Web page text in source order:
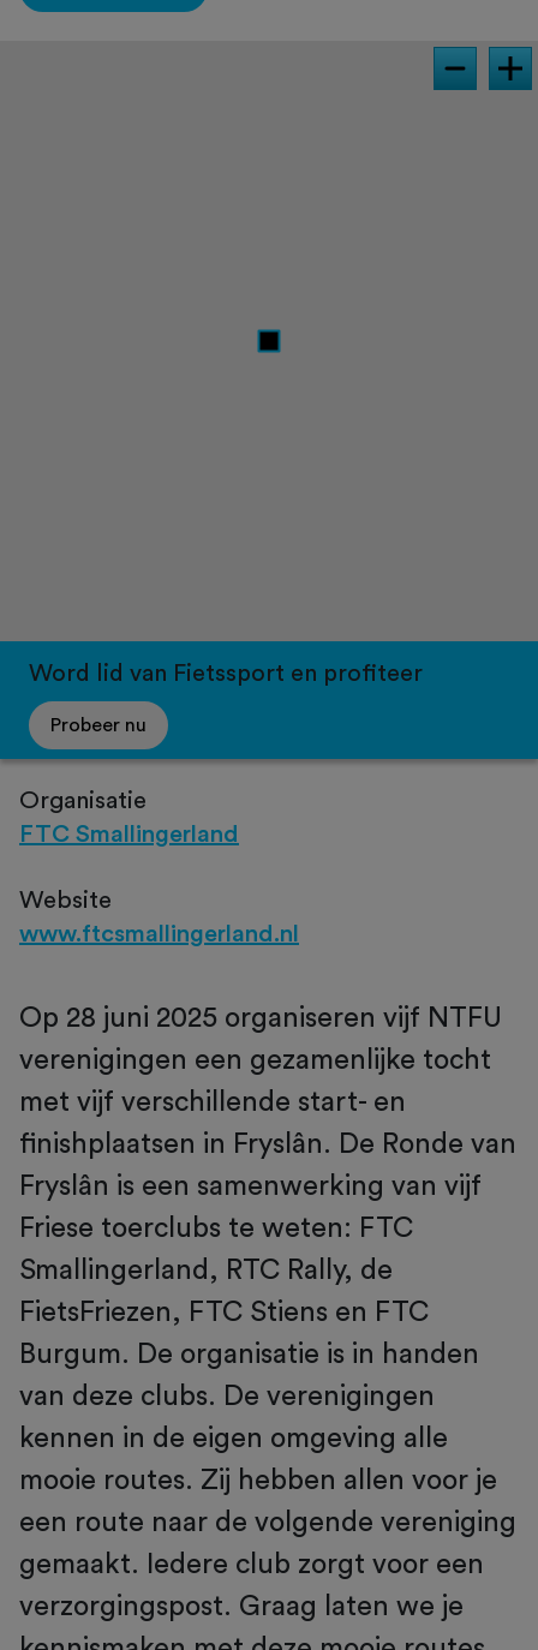
Word lid van Fietssport en profiteer
Probeer nu
Organisatie
FTC Smallingerland
Website
www.ftcsmallingerland.nl
Op 28 juni 2025 organiseren vijf NTFU
verenigingen een gezamenlijke tocht
met vijf verschillende start- en
finishplaatsen in Fryslân. De Ronde van
Fryslân is een samenwerking van vijf
Friese toerclubs te weten: FTC
Smallingerland, RTC Rally, de
FietsFriezen, FTC Stiens en FTC
Burgum. De organisatie is in handen
van deze clubs. De verenigingen
kennen in de eigen omgeving alle
mooie routes. Zij hebben allen voor je
een route naar de volgende vereniging
gemaakt. Iedere club zorgt voor een
verzorgingspost. Graag laten we je